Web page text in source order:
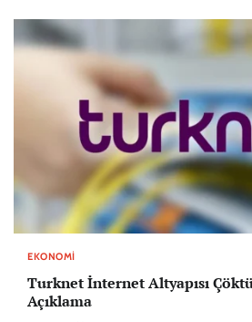
EKONOMI
Turknet İnternet Altyapısı
Açıklama